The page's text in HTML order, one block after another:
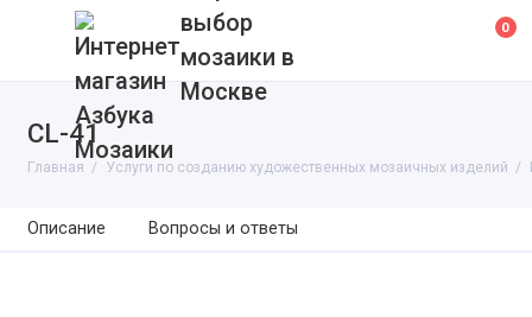
выбор
мозаики в
Москве
0
CL-41
Главная Услуги по созданию художественных мозаичных изделий
Описание Вопросы и ответы